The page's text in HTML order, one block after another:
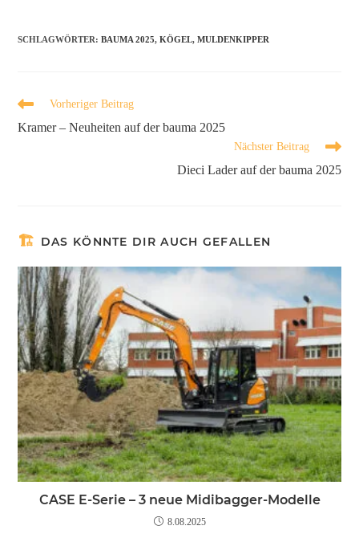
SCHLAGWÖRTER:BAUMA 2025, KÖGEL, MULDENKIPPER
Vorheriger Beitrag
Kramer – Neuheiten auf der bauma 2025
Nächster Beitrag
Dieci Lader auf der bauma 2025
DAS KÖNNTE DIR AUCH GEFALLEN
CASE E-Serie – 3 neue Midibagger-Modelle
8.08.2025